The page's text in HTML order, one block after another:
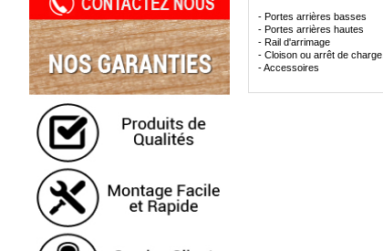
- Portes arrières basses
- Portes arrières hautes
- Rail d'arrimage
- Cloison ou arrêt de charge.
- Accessoires